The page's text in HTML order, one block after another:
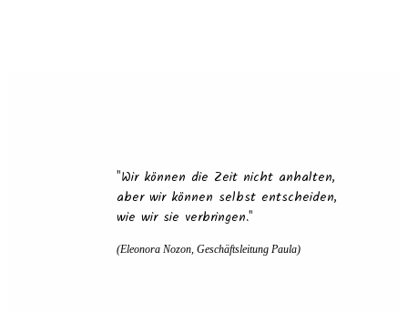
"Wir können die Zeit nicht anhalten,
aber wir können selbst entscheiden,
wie wir sie verbringen."
(Eleonora Nozon, Geschäftsleitung Paula)